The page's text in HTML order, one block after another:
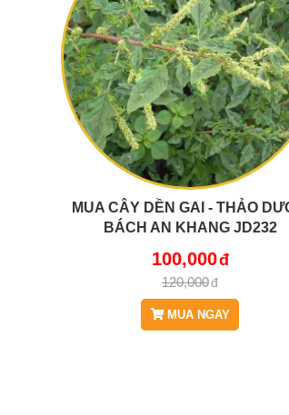
MUA CÂY DỀN GAI - THẢO
BÁCH AN KHANG JD232
100,000
120,000
MUA NGAY